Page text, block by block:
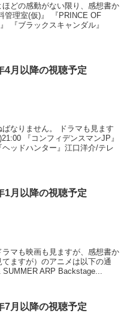
どの感動がない限り、感想書か
管理室(仮)』 『PRINCE OF
『ブラックスキャンダル』
4月以降の視聴予定
なりません。 ドラマも見ます
『コンフィデンスマンJP』
ッドハンター』江口洋介/テレ
1月以降の視聴予定
マも映画も見ますが、感想書か
ますが）のアニメは以下の通
ARP Backstage...
7月以降の視聴予定